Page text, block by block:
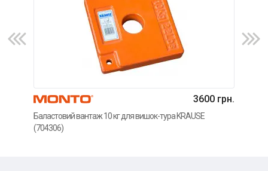
3600 грн.
Баластовий вантаж 10 кг для вишок-тура KRAUSE
(704306)